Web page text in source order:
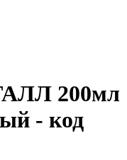
200мл
- код